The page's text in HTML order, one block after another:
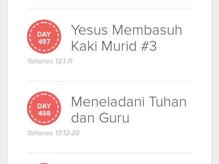
DAY
497
Yesus Membasuh
Kaki Murid #3
Yohanes 13:1-11
DAY
498
Meneladani Tuhan
dan Guru
Yohanes 13:12-20